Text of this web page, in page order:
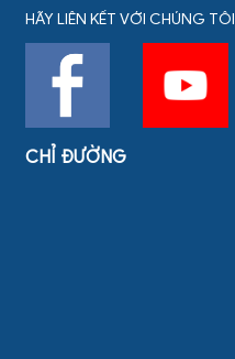
HÃY LIÊN KẾT VỚI CHÚNG TÔI
CHỈ ĐƯỜNG